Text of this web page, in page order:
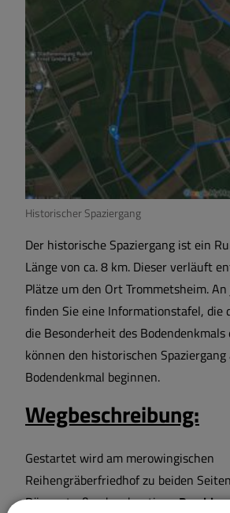
Bildung und Soziales
Vereine und Gruppen
Sport und Freizeit
Satzungen und
Sehenswertes
Breitbandversorgung
Wärmeplanung
Historischer Spaziergang
Der historische Spaziergang ist ein
Länge von ca. 8 km. Dieser verläuft
Plätze um den Ort Trommetsheim.
finden Sie eine Informationstafel, die
die Besonderheit des
können den historischen Spaziergang
Bodendenkmal beginnen.
Wegbeschreibung:
Gestartet wird am merowingischen
Reihengräberfriedhof zu beiden
Römerstraße, dem heutigen